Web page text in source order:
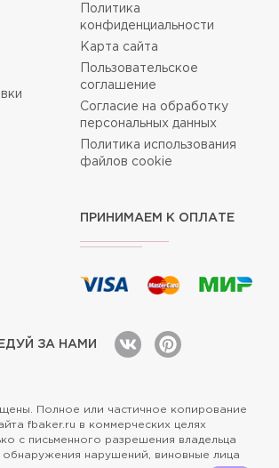
Политика
конфиденциальности
Карта сайта
Пользовательское
соглашение
Согласие на обработку
персональных данных
Политика использования
файлов cookie
ПРИНИМАЕМ К ОПЛАТЕ
ЗА НАМИ
Полное или частичное копирование
fbaker.ru в коммерческих целях
с письменного разрешения владельца
обнаружения нарушений, виновные лица